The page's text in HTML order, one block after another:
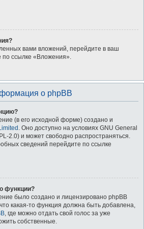
вами вложений, перейдите в ваш
ссылке «Вложения».
о phpBB
(в его исходной форме) создано и
. Оно доступно на условиях GNU General
2.0) и может свободно распространяться.
сведений перейдите по ссылке
функции?
было создано и лицензировано phpBB
какая-то функция должна быть добавлена,
, где можно отдать свой голос за уже
собственные.